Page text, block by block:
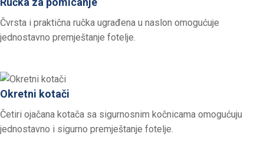
Čvrsta i praktična ručka ugrađena u naslon omogućuje
jednostavno premještanje fotelje.
Okretni kotači
Četiri ojačana kotača sa sigurnosnim kočnicama omogućuju
jednostavno i sigurno premještanje fotelje.